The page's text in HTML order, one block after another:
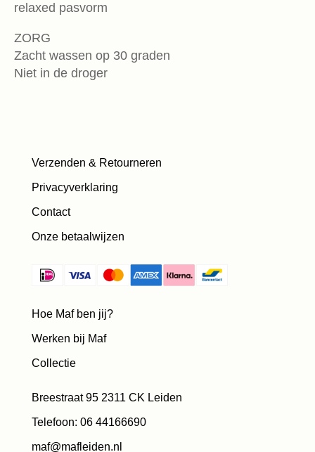
relaxed pasvorm
ZORG
Zacht wassen op 30 graden
Niet in de droger
Verzenden & Retourneren
Privacyverklaring
Contact
Onze betaalwijzen
Hoe Maf ben jij?
Werken bij Maf
Collectie
Breestraat 95 2311 CK Leiden
Telefoon: 06 44166690
maf@mafleiden.nl